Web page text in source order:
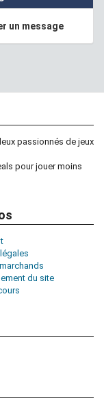
un message
passionnés de jeux
pour jouer moins
du site